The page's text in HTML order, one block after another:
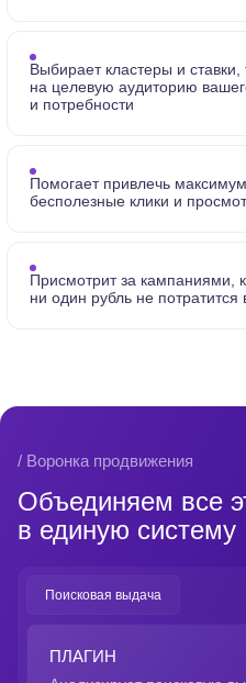
Выбирает кластеры и ставки
на целевую аудиторию
и потребности
Помогает привлечь
бесполезные клики и
Присмотрит за кампаниями,
ни один рубль не потратится
/ Воронка продвижения
Объединяем все
в единую систему
Поисковая выдача
ПЛАГИН